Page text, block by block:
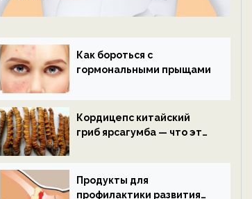
Как бороться с
гормональными прыщами
Кордицепс китайский
гриб ярсагумба — что это
Продукты для
профилактики развития